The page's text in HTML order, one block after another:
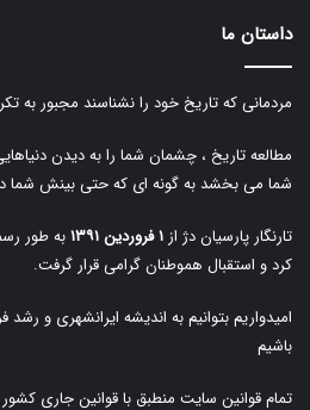
داستان ما
مردمانی که تاریخ خود را نشناسند مجبور به
مطالعه تاریخ ، چشمان شما را به دیدن
شما می بخشد به گونه ای که حتی بینش شما
تارنگار پارسیان دژ از ۱ فروردین ۱۳۹۱
به طور
کرد و استقبال هموطنان گرامی قرار گرفت.
امیدواریم بتوانیم به اندیشه ایرانشهری و
باشیم
تمام قوانین سایت منطبق با قوانین جاری